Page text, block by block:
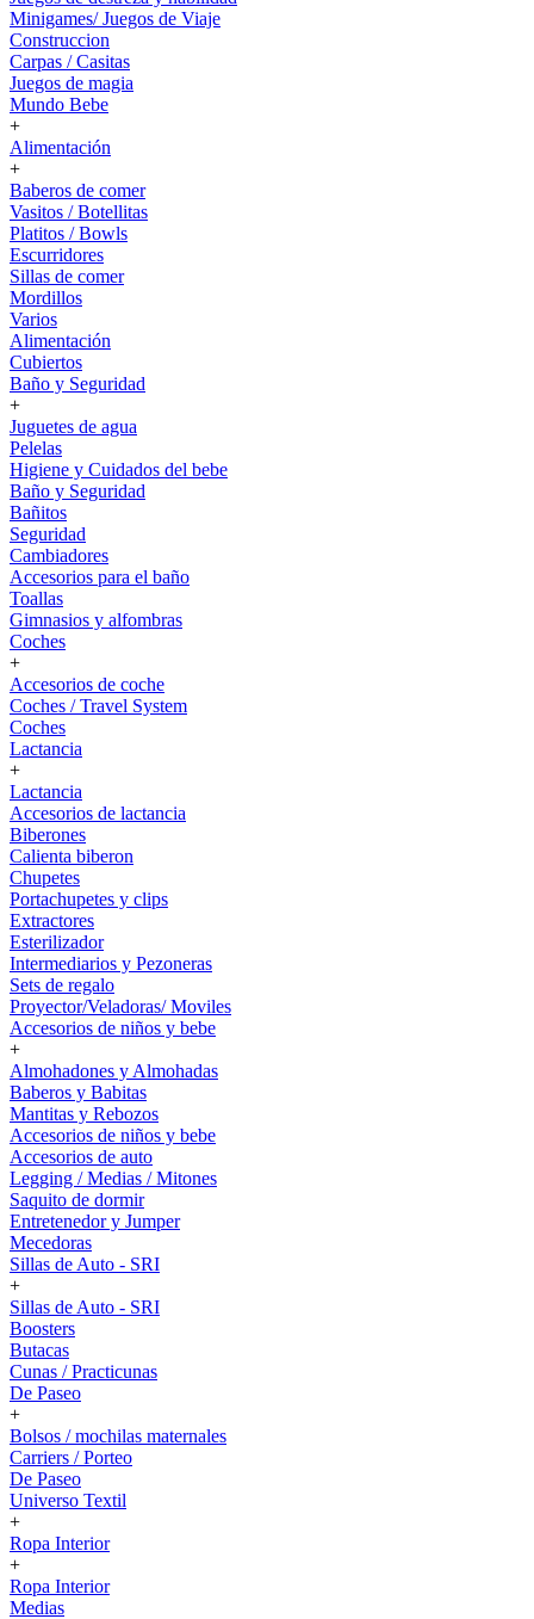
Minigames/ Juegos de Viaje
Construccion
Carpas / Casitas
Juegos de magia
Mundo Bebe
+
Alimentación
+
Baberos de comer
Vasitos / Botellitas
Platitos / Bowls
Escurridores
Sillas de comer
Mordillos
Varios
Alimentación
Cubiertos
Baño y Seguridad
+
Juguetes de agua
Pelelas
Higiene y Cuidados del bebe
Baño y Seguridad
Bañitos
Seguridad
Cambiadores
Accesorios para el baño
Toallas
Gimnasios y alfombras
Coches
+
Accesorios de coche
Coches / Travel System
Coches
Lactancia
+
Lactancia
Accesorios de lactancia
Biberones
Calienta biberon
Chupetes
Portachupetes y clips
Extractores
Esterilizador
Intermediarios y Pezoneras
Sets de regalo
Proyector/Veladoras/ Moviles
Accesorios de niños y bebe
+
Almohadones y Almohadas
Baberos y Babitas
Mantitas y Rebozos
Accesorios de niños y bebe
Accesorios de auto
Legging / Medias / Mitones
Saquito de dormir
Entretenedor y Jumper
Mecedoras
Sillas de Auto - SRI
+
Sillas de Auto - SRI
Boosters
Butacas
Cunas / Practicunas
De Paseo
+
Bolsos / mochilas maternales
Carriers / Porteo
De Paseo
Universo Textil
+
Ropa Interior
+
Ropa Interior
Medias